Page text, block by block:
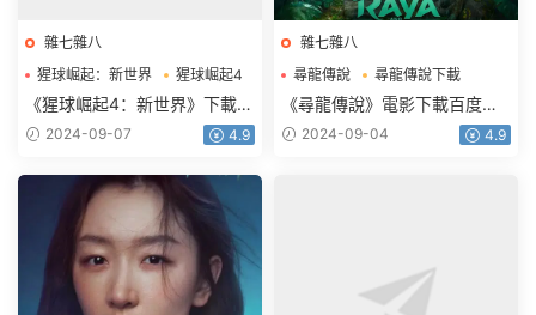
雜七雜八
猩球崛起：新世界
猩球崛起4
猩球崛起4下載
《猩球崛起4：新世界》下載電
影百度網盤BD國英雙語雙字
2024-09-07 4.9
雜七雜八
尋龍傳說
尋龍傳說下載
尋龍傳說電影下載
《尋龍傳說》電影下載百度網
盤2021藍光國語英雙字
2024-09-04 4.9